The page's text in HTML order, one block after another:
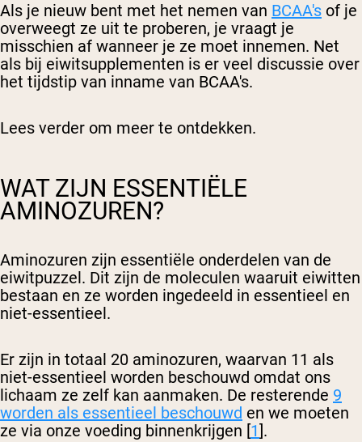
Als je nieuw bent met het nemen van BCAA's of je
overweegt ze uit te proberen, je vraagt je
misschien af wanneer je ze moet innemen. Net
als bij eiwitsupplementen is er veel discussie over
het tijdstip van inname van BCAA's.
Lees verder om meer te ontdekken.
WAT ZIJN ESSENTIËLE
AMINOZUREN?
Aminozuren zijn essentiële onderdelen van de
eiwitpuzzel. Dit zijn de moleculen waaruit eiwitten
bestaan en ze worden ingedeeld in essentieel en
niet-essentieel.
Er zijn in totaal 20 aminozuren, waarvan 11 als
niet-essentieel worden beschouwd omdat ons
lichaam ze zelf kan aanmaken. De resterende 9
worden als essentieel beschouwd en we moeten
ze via onze voeding binnenkrijgen [1].